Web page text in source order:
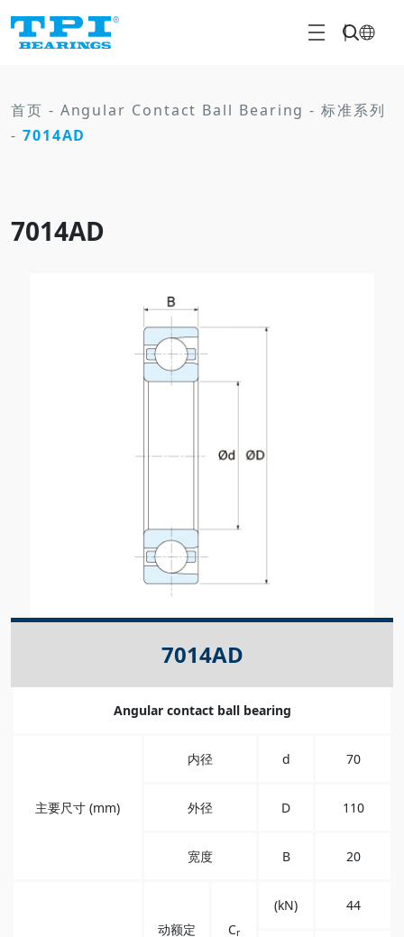
首页 - Angular Contact Ball Bearing -标准系列
- 7014AD
7014AD
7014AD
Angular contact ball bearing
主要尺寸 (mm)
内径 d 70
外径 D 110
宽度 B 20
动额定 Cr
(kN) 44